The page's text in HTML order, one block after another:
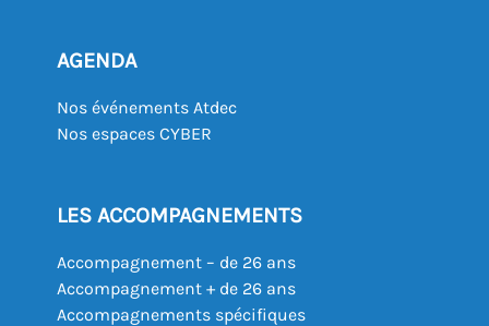
AGENDA
Nos événements Atdec
Nos espaces CYBER
LES ACCOMPAGNEMENTS
Accompagnement – de 26 ans
Accompagnement + de 26 ans
Accompagnements spécifiques